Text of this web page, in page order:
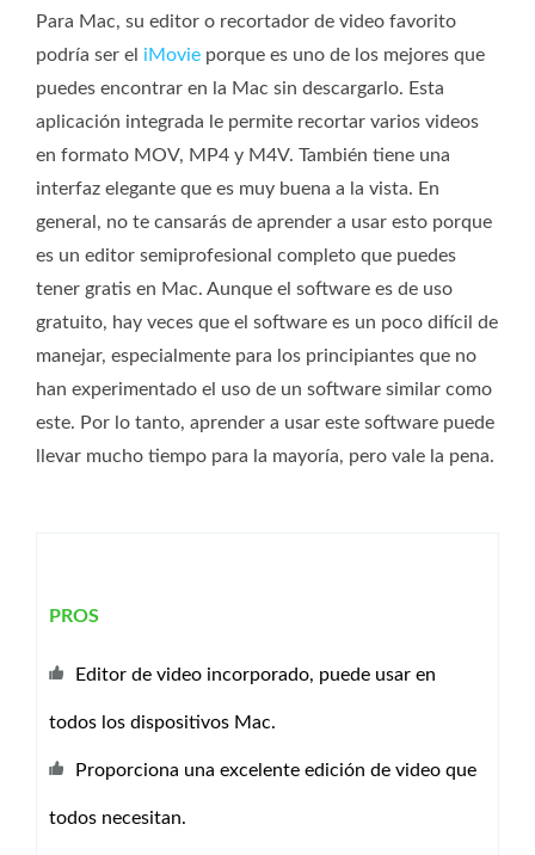
Para Mac, su editor o recortador de video favorito
podría ser el iMovie porque es uno de los mejores que
puedes encontrar en la Mac sin descargarlo. Esta
aplicación integrada le permite recortar varios videos
en formato MOV, MP4 y M4V. También tiene una
interfaz elegante que es muy buena a la vista. En
general, no te cansarás de aprender a usar esto porque
es un editor semiprofesional completo que puedes
tener gratis en Mac. Aunque el software es de uso
gratuito, hay veces que el software es un poco difícil de
manejar, especialmente para los principiantes que no
han experimentado el uso de un software similar como
este. Por lo tanto, aprender a usar este software puede
llevar mucho tiempo para la mayoría, pero vale la pena.
PROS
Editor de video incorporado, puede usar en
todos los dispositivos Mac.
Proporciona una excelente edición de video que
todos necesitan.